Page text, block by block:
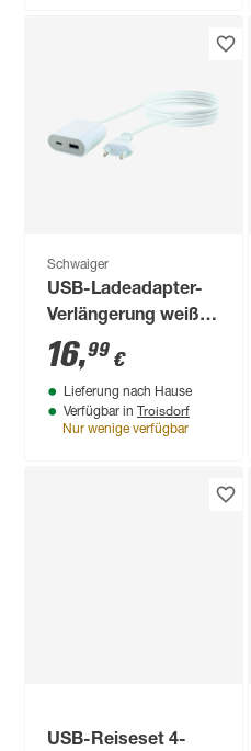
Schwaiger
USB-Ladeadapter-
Verlängerung weiß
2,5 m
16,99 €
Lieferung nach Hause
Verfügbar in Troisdorf
Nur wenige verfügbar
USB-Reiseset 4-